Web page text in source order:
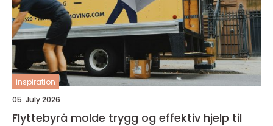
inspiration
05. July 2026
Flyttebyrå molde trygg og effektiv hjelp til